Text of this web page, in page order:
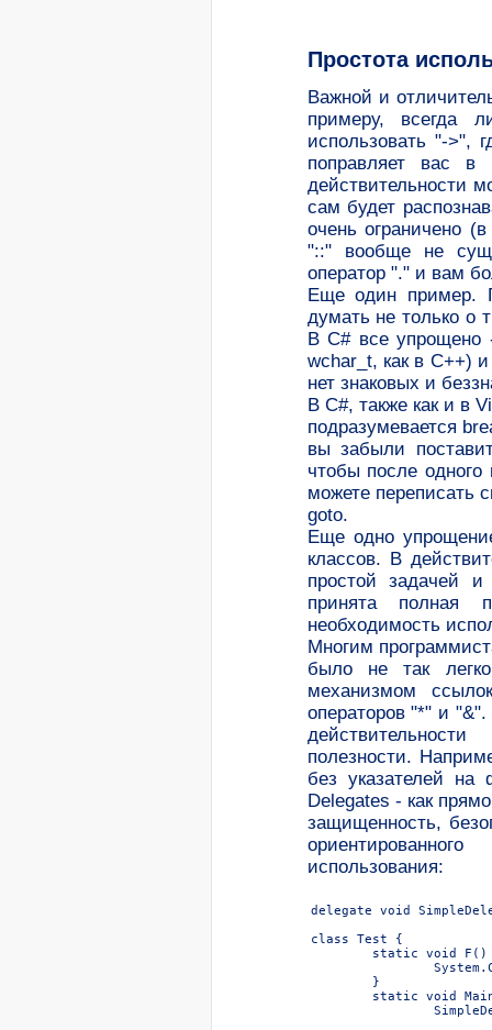
Простота
Важной и
примеру, всегда
использовать "->",
поправляет вас
действительности
сам будет
очень ограничено
"::" вообще не
оператор "." и вам
Еще один пример.
думать не только о
В C# все упрощено
wchar_t, как в С++)
нет знаковых и
В C#, также как и в
подразумевается
вы забыли
чтобы после
можете переписать
goto.
Еще одно
классов. В
простой задачей
принята полная
необходимость
Многим
было не так
механизмом
операторов "*" и
полезности.
без указателей
Delegates - как
защищенность,
использования:
delegate void
class Test {